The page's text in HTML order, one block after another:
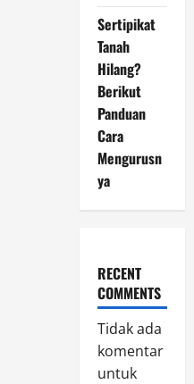
Sertipikat
Tanah
Hilang?
Berikut
Panduan
Cara
Mengurusn
ya
RECENT
COMMENTS
Tidak ada
komentar
untuk